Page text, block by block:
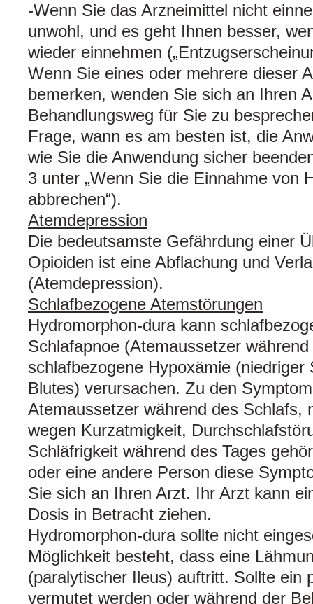
-Wenn Sie das Arzneimittel nicht
unwohl, und es geht Ihnen besser,
wieder einnehmen
Wenn Sie eines oder mehrere dieser
bemerken, wenden Sie sich an Ihren
Behandlungsweg für Sie zu
Frage, wann es am besten ist, die
wie Sie die Anwendung sicher
3 unter „Wenn Sie die Einnahme von
abbrechen“).
Atemdepression
Die bedeutsamste Gefährdung einer
Opioiden ist eine Abflachung und
(Atemdepression).
Schlafbezogene Atemstörungen
Hydromorphon-dura kann
Schlafapnoe (Atemaussetzer
schlafbezogene Hypoxämie (niedriger
Blutes) verursachen. Zu den
Atemaussetzer während des Schlafs,
wegen Kurzatmigkeit,
Schläfrigkeit während des Tages
oder eine andere Person diese
Sie sich an Ihren Arzt. Ihr Arzt kann
Dosis in Betracht ziehen.
Hydromorphon-dura sollte nicht
Möglichkeit besteht, dass eine
(paralytischer Ileus) auftritt. Sollte ein
vermutet werden oder während der